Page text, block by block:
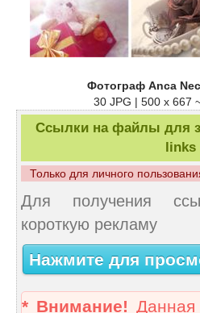
Фотограф Anca
30 JPG | 500 x 667
Ссылки на файлы для
links
Только для личного
Для получения
короткую рекламу
Нажмите для
* Внимание! Данная